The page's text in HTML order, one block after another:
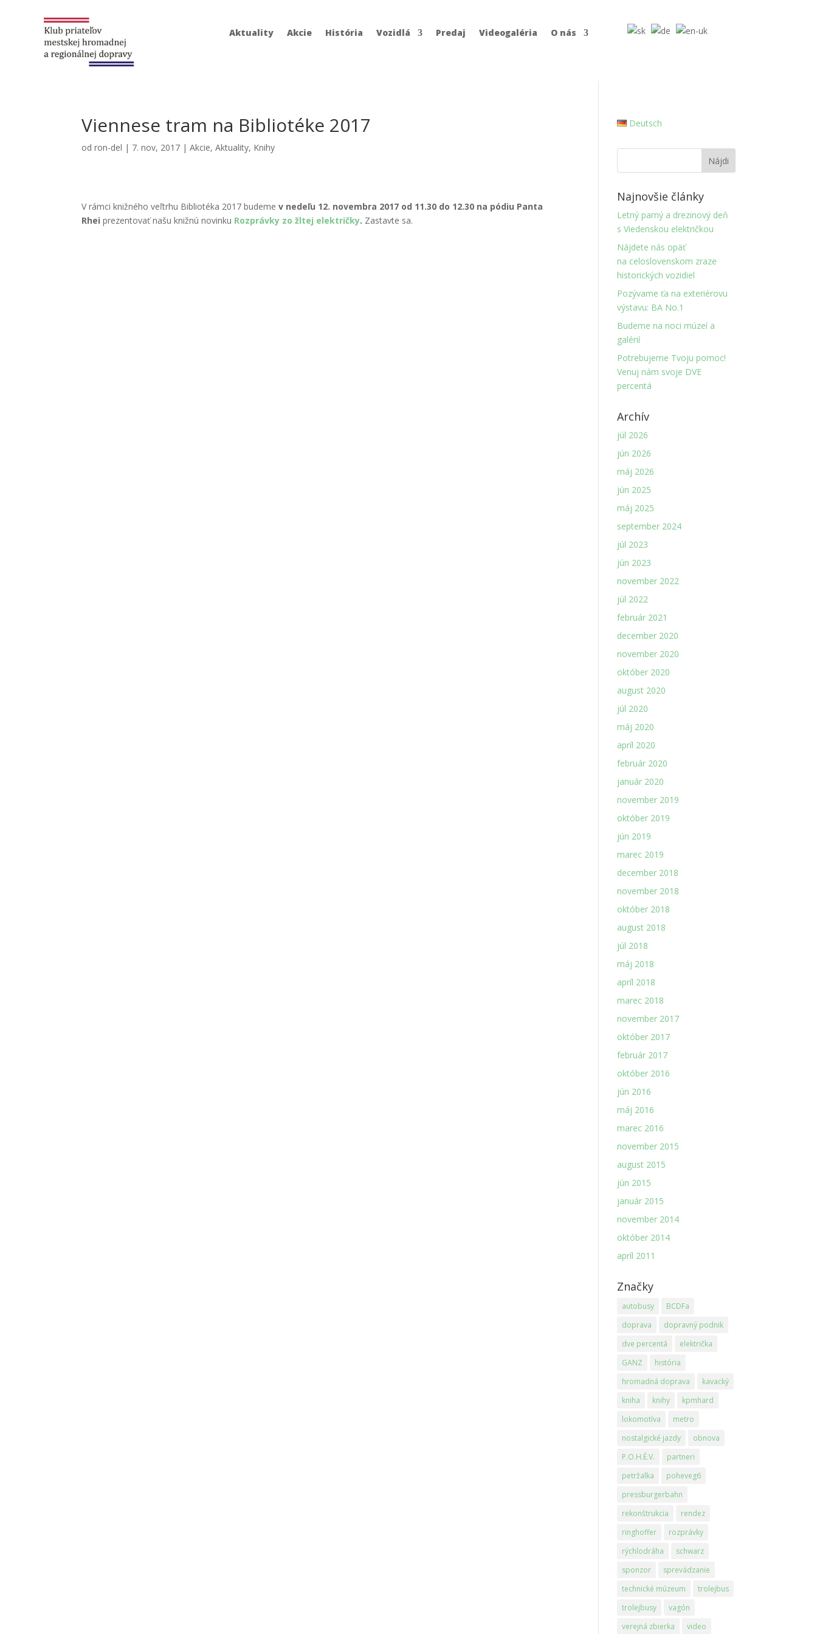
Aktuality Akcie História Vozidlá Predaj Videogaléria O nás
Viennese tram na Bibliotéke 2017
odron-del | 7. nov, 2017 |Akcie,Aktuality, Knihy
V rámci knižného veľtrhu Bibliotéka 2017 budemev nedeľu 12. novembra 2017 od 11.30 do 12.30 na pódiu Panta
Rhei prezentovať našu knižnú novinku Rozprávky zo žltej električky. Zastavte sa.
Deutsch
Najnovšie články
Letný parný a drezinový deň
s Viedenskou električkou
Nájdete nás opäť
na celoslovenskom zraze
historických vozidiel
Pozývame ťa na exteriérovu
výstavu: BA No.1
Budeme na noci múzeí a
galérií
Potrebujeme Tvoju pomoc!
Venuj nám svoje DVE
percentá
Archív
júl 2026
jún 2026
máj 2026
jún 2025
máj 2025
september 2024
júl 2023
jún 2023
november 2022
júl 2022
február 2021
december 2020
november 2020
október 2020
august 2020
júl 2020
máj 2020
apríl 2020
február 2020
január 2020
november 2019
október 2019
jún 2019
marec 2019
december 2018
november 2018
október 2018
august 2018
júl 2018
máj 2018
apríl 2018
marec 2018
november 2017
október 2017
február 2017
október 2016
jún 2016
máj 2016
marec 2016
november 2015
august 2015
jún 2015
január 2015
november 2014
október 2014
apríl 2011
Značky
autobusy
BCDFa
doprava
dopravný podnik
dve percentá
električka
GANZ
história
hromadná doprava
kavacký
kniha
knihy
kpmhard
lokomotíva
metro
nostalgické jazdy
obnova
P.O.H.É.V.
partneri
petržalka
poheveg6
pressburgerbahn
rekonštrukcia
rendez
ringhoffer
rozprávky
rýchlodráha
schwarz
sponzor
sprevádzanie
technické múzeum
trolejbus
trolejbusy
vagón
verejná zbierka
video